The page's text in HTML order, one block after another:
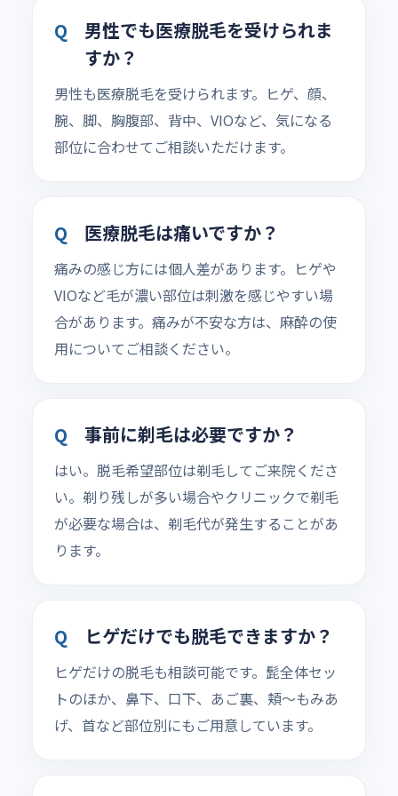
男性でも医療脱毛を受けられま
すか？
男性も医療脱毛を受けられます。ヒゲ、顔、
腕、脚、胸腹部、背中、VIOなど、気になる
部位に合わせてご相談いただけます。
医療脱毛は痛いですか？
痛みの感じ方には個人差があります。ヒゲや
VIOなど毛が濃い部位は刺激を感じやすい場
合があります。痛みが不安な方は、麻酔の使
用についてご相談ください。
事前に剃毛は必要ですか？
はい。脱毛希望部位は剃毛してご来院くださ
い。剃り残しが多い場合やクリニックで剃毛
が必要な場合は、剃毛代が発生することがあ
ります。
ヒゲだけでも脱毛できますか？
ヒゲだけの脱毛も相談可能です。髭全体セッ
トのほか、鼻下、口下、あご裏、頬〜もみあ
げ、首など部位別にもご用意しています。